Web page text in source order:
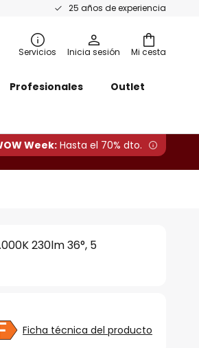
25 años de experiencia
Mi cesta
Servicios Inicia sesión
Profesionales Outlet
Week: Hasta el 70% dto.
230lm 36°, 5
Ficha técnica del producto